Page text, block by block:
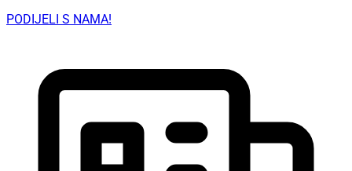
PODIJELI S NAMA!